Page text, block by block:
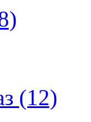
(12)